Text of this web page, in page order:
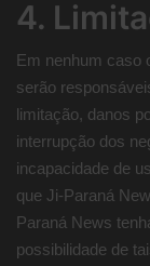
4.
Em nenhum caso
serão
limitação, danos
interrupção dos
incapacidade de
que Ji-Paraná
Paraná News
possibilidade de